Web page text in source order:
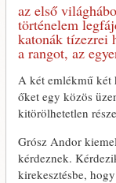
az első
történelem
katonák tízezrei
a rangot, az
A két emlékmű két
őket egy közös
kitörölhetetlen
Grósz Andor
kérdeznek.
kirekesztésbe,